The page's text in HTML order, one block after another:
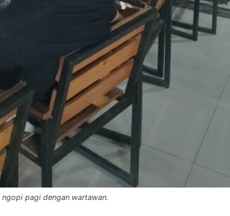
pagi dengan wartawan.